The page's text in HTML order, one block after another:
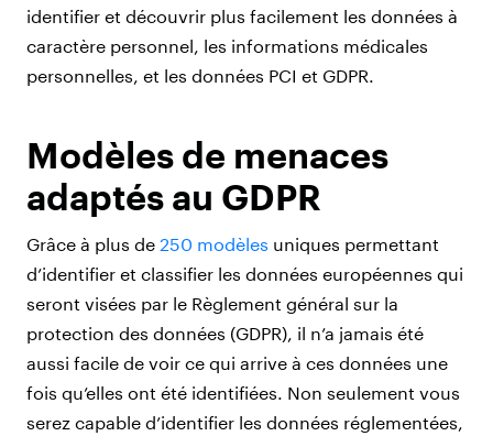
identifier et découvrir plus facilement les données à
caractère personnel, les informations médicales
personnelles, et les données PCI et GDPR.
Modèles de menaces
adaptés au GDPR
Grâce à plus de 250 modèles uniques permettant
d’identifier et classifier les données européennes qui
seront visées par le Règlement général sur la
protection des données (GDPR), il n’a jamais été
aussi facile de voir ce qui arrive à ces données une
fois qu’elles ont été identifiées. Non seulement vous
serez capable d’identifier les données réglementées,